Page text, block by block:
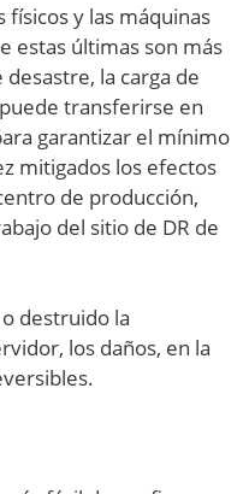
físicos y las máquinas
estas últimas son más
la carga de
transferirse en
garantizar el mínimo
mitigados los efectos
de producción,
del sitio de DR de
destruido la
los daños, en la